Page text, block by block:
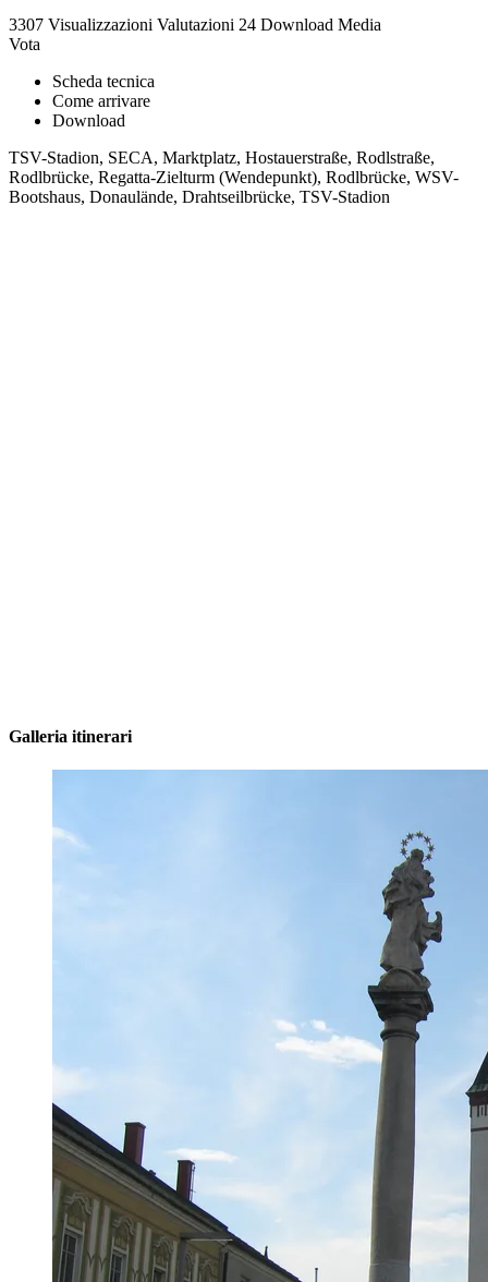
3307 Visualizzazioni Valutazioni 24 Download Media
Vota
Scheda tecnica
Come arrivare
Download
TSV-Stadion, SECA, Marktplatz, Hostauerstraße, Rodlstraße,
Rodlbrücke, Regatta-Zielturm (Wendepunkt), Rodlbrücke, WSV-
Bootshaus, Donaulände, Drahtseilbrücke, TSV-Stadion
Galleria itinerari